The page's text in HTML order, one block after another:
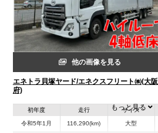
他の画像を見る
エネトラ貝塚ヤード/エネクスフリート㈱(大阪
府)
初年度
令和5年1月
走行
116,290(km)
サイズ
大型
もっと見る